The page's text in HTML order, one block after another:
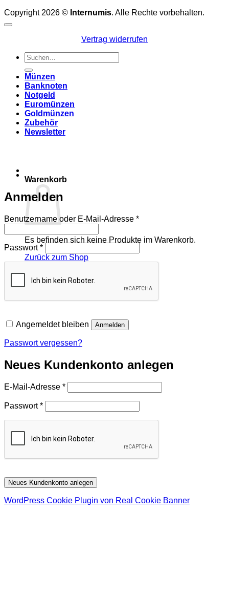
Warenkorb
Es befinden sich keine Produkte im Warenkorb.
Zurück zum Shop
Copyright 2026 © Internumis. Alle Rechte vorbehalten.
Vertrag widerrufen
Suchen
nach:
Münzen
Banknoten
Notgeld
Euromünzen
Goldmünzen
Zubehör
Newsletter
Anmelden
Benutzername oder E-Mail-Adresse *Erforderlich
Passwort*Erforderlich
Angemeldet bleiben Anmelden
Passwort vergessen?
Neues Kundenkonto anlegen
E-Mail-Adresse *Erforderlich
Passwort*Erforderlich
Neues Kundenkonto anlegen
WordPress Cookie Plugin von Real Cookie Banner